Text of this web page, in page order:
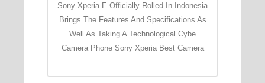
Sony Xperia E Officially Rolled In Indonesia
Brings The Features And Specifications As
Well As Taking A Technological Cybe
Camera Phone Sony Xperia Best Camera